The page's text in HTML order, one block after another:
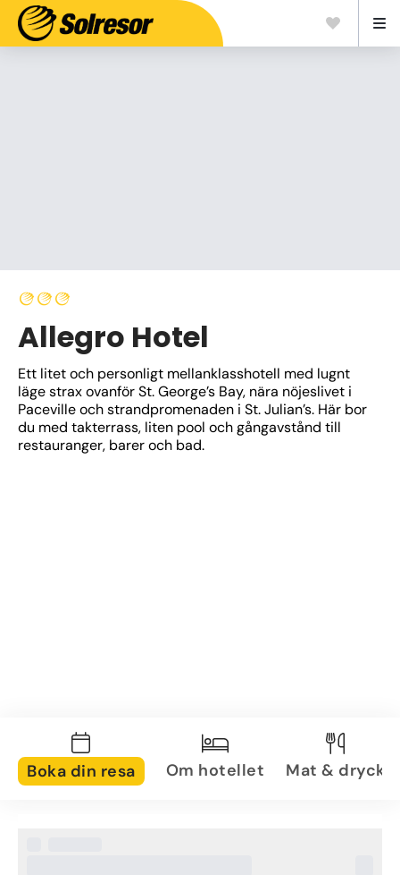
Allegro Hotel
Ett litet och personligt mellanklasshotell med lugnt
läge strax ovanför St. George’s Bay, nära nöjeslivet i
Paceville och strandpromenaden i St. Julian’s. Här bor
du med takterrass, liten pool och gångavstånd till
restauranger, barer och bad.
Boka din resa Om hotellet Mat & dryck